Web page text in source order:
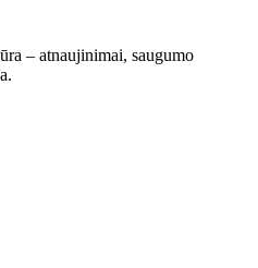
– atnaujinimai, saugumo